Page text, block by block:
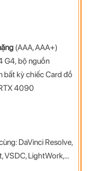
(AAA, AAA+)
G4, bộ nguồn
bất kỳ chiếc Card đồ
4090
DaVinci Resolve,
VSDC, LightWork,...